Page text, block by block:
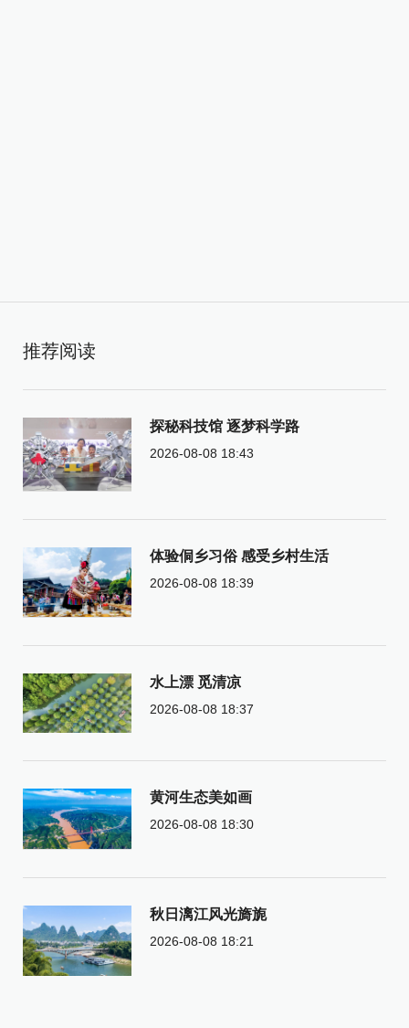
推荐阅读
探秘科技馆 逐梦科学路
2026-08-08 18:43
体验侗乡习俗 感受乡村生活
2026-08-08 18:39
水上漂 觅清凉
2026-08-08 18:37
黄河生态美如画
2026-08-08 18:30
秋日漓江风光旖旎
2026-08-08 18:21